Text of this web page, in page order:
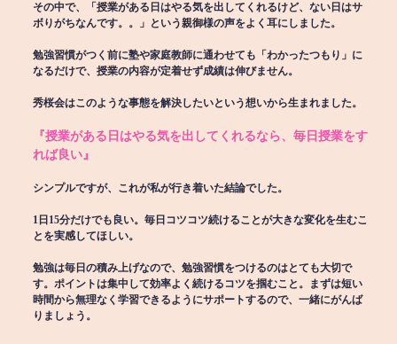
その中で、「授業がある日はやる気を出してくれるけど、ない日はサ
ボりがちなんです。。」という親御様の声をよく耳にしました。
勉強習慣がつく前に塾や家庭教師に通わせても「わかったつもり」に
なるだけで、授業の内容が定着せず成績は伸びません。
秀桜会はこのような事態を解決したいという想いから生まれました。
『授業がある日はやる気を出してくれるなら、毎日授業をす
れば良い』
シンプルですが、これが私が行き着いた結論でした。
1日15分だけでも良い。毎日コツコツ続けることが大きな変化を生むこ
とを実感してほしい。
勉強は毎日の積み上げなので、勉強習慣をつけるのはとても大切で
す。ポイントは集中して効率よく続けるコツを掴むこと。まずは短い
時間から無理なく学習できるようにサポートするので、一緒にがんば
りましょう。